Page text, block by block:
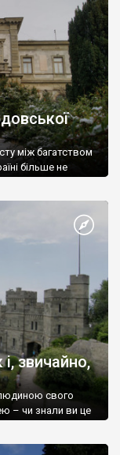
між багатством
більше не
звичайно,
свого
– чи знали ви це